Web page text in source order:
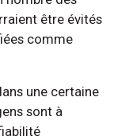
être évités
comme
une certaine
sont à